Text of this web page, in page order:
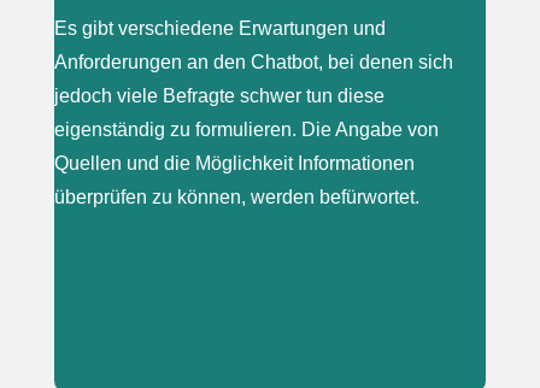
Es gibt verschiedene Erwartungen und
Anforderungen an den Chatbot, bei denen sich
jedoch viele Befragte schwer tun diese
eigenständig zu formulieren. Die Angabe von
Quellen und die Möglichkeit Informationen
überprüfen zu können, werden befürwortet.